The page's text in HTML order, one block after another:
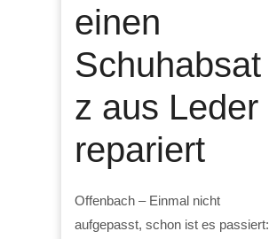
einen
Schuhabsat
z aus Leder
repariert
Offenbach – Einmal nicht
aufgepasst, schon ist es passiert: